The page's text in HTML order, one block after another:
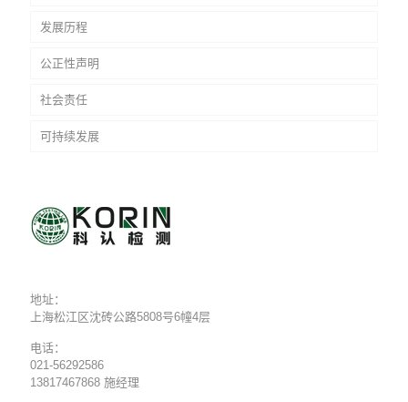
发展历程
公正性声明
社会责任
可持续发展
地址：
上海松江区沈砖公路5808号6幢4层
电话：
021-56292586
13817467868 施经理